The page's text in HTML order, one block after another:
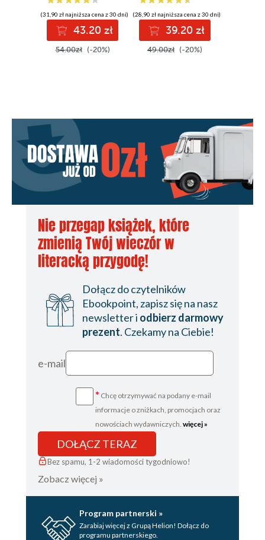
(31,90 zł najniższa cena z 30 dni)
43.20 zł
54.00zł (-20%)
(28,90 zł najniższa cena z 30 dni)
39.20 zł
49.00zł (-20%)
Nie przegap książek, które
zmienią Twój wieczór w
literacką przygodę!
Dołącz do czytelników
Ebookpoint, zapisz się na nasz
newsletter i odbierz darmowy
prezent. Czekamy na Ciebie!
e-mail
* Chcę otrzymywać na podany e-mail
informacje o zniżkach, promocjach oraz
nowościach wydawniczych. więcej »
DOŁĄCZ TERAZ
Bez spamu, 1-2 wiadomości tygodniowo!
Zobacz więcej »
Program partnerski »
Zarabiaj więcej z Grupą Helion! Dołącz do
programu partnerskiego.